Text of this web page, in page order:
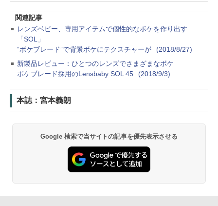
関連記事
レンズベビー、専用アイテムで個性的なボケを作り出す
「SOL」
“ボケブレード”で背景ボケにテクスチャーが
(2018/8/27)
新製品レビュー：ひとつのレンズでさまざまなボケ
ボケブレード採用のLensbaby SOL 45
(2018/9/3)
本誌：宮本義朗
Google 検索で当サイトの記事を優先表示させる